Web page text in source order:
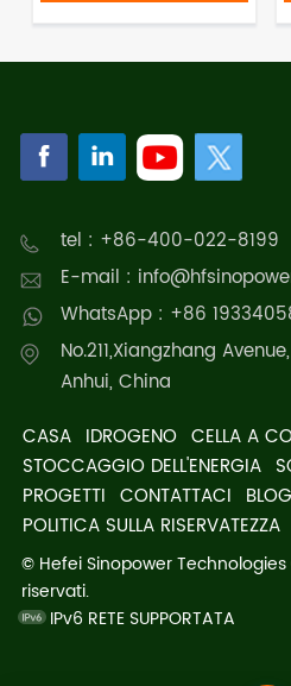
tel : +86-400-022-8199
E-mail :
WhatsApp : +86
No.211,Xiangzhang
Anhui, China
CASA IDROGENO CELLA A
STOCCAGGIO DELL'ENERGIA
PROGETTI CONTATTACI BLOG
POLITICA SULLA RISERVATEZZA
© Hefei Sinopower Technologies
riservati.
IPv6 RETE SUPPORTATA